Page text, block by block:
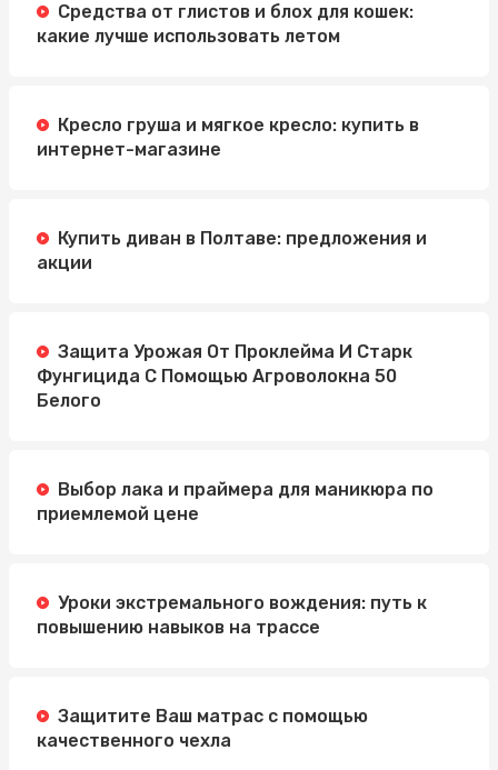
Средства от глистов и блох для кошек:
какие лучше использовать летом
Кресло груша и мягкое кресло: купить в
интернет-магазине
Купить диван в Полтаве: предложения и
акции
Защита Урожая От Проклейма И Старк
Фунгицида С Помощью Агроволокна 50
Белого
Выбор лака и праймера для маникюра по
приемлемой цене
Уроки экстремального вождения: путь к
повышению навыков на трассе
Защитите Ваш матрас с помощью
качественного чехла